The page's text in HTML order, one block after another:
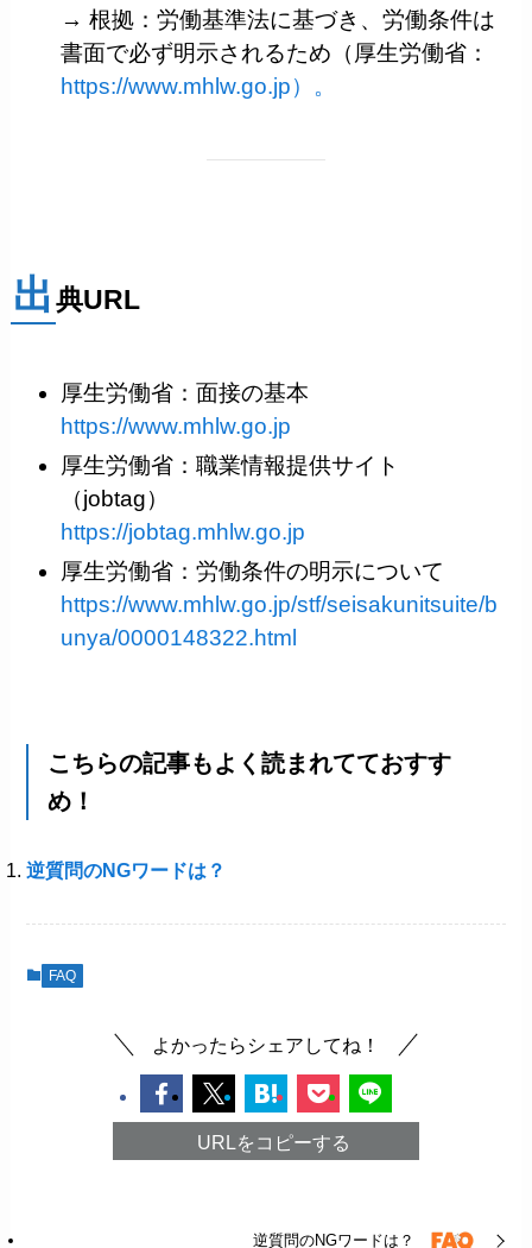
→ 根拠：労働基準法に基づき、労働条件は
書面で必ず明示されるため（厚生労働省：
https://www.mhlw.go.jp）。
出 典URL
厚生労働省：面接の基本
https://www.mhlw.go.jp
厚生労働省：職業情報提供サイト
（jobtag）
https://jobtag.mhlw.go.jp
厚生労働省：労働条件の明示について
https://www.mhlw.go.jp/stf/seisakunitsuite/b
unya/0000148322.html
こちらの記事もよく読まれてておすす
め！
逆質問のNGワードは？
FAQ
よかったらシェアしてね！
URLをコピーする
逆質問のNGワードは？